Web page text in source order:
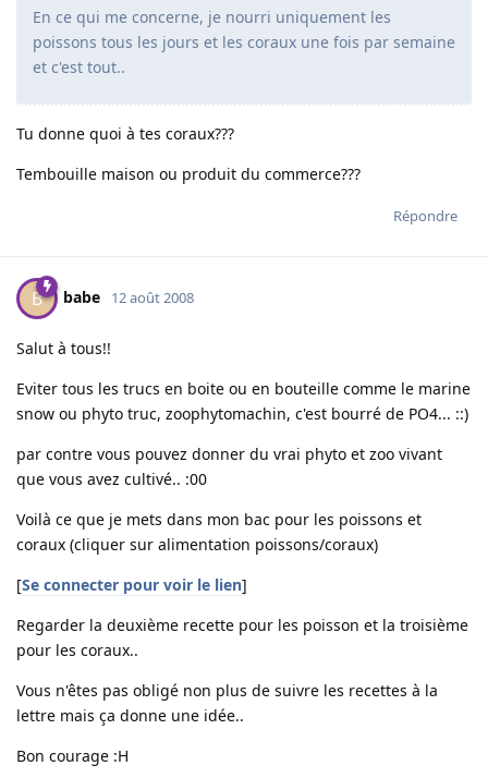
En ce qui me concerne, je nourri uniquement les
poissons tous les jours et les coraux une fois par semaine
et c'est tout..
Tu donne quoi à tes coraux???
Tembouille maison ou produit du commerce???
Répondre
B babe 12 août 2008
Salut à tous!!
Eviter tous les trucs en boite ou en bouteille comme le marine
snow ou phyto truc, zoophytomachin, c'est bourré de PO4... ::)
par contre vous pouvez donner du vrai phyto et zoo vivant
que vous avez cultivé.. :00
Voilà ce que je mets dans mon bac pour les poissons et
coraux (cliquer sur alimentation poissons/coraux)
[Se connecter pour voir le lien]
Regarder la deuxième recette pour les poisson et la troisième
pour les coraux..
Vous n'êtes pas obligé non plus de suivre les recettes à la
lettre mais ça donne une idée..
Bon courage :H